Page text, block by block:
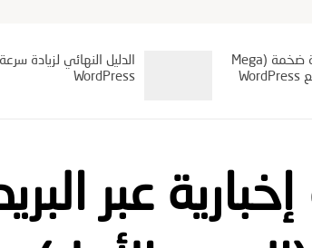
كيفية إضافة قائمة ضخمة (Mega
Menus) على موقع WordPress
الدليل النهائي لزيادة
WordPress
عبر